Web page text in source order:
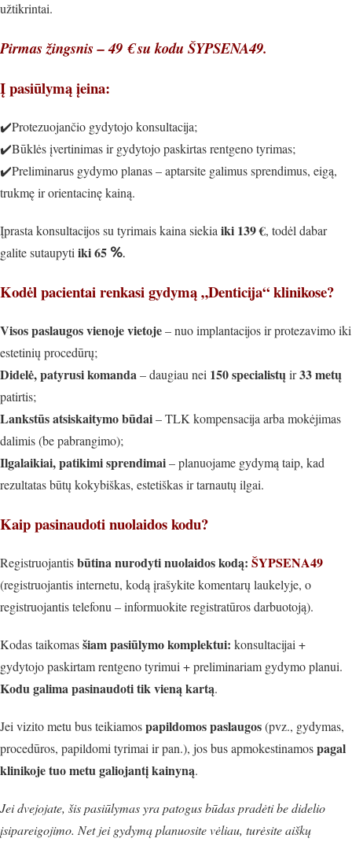
užtikrintai.
Pirmas žingsnis – 49 € su kodu ŠYPSENA49.
Į pasiūlymą įeina:
✔️Protezuojančio gydytojo konsultacija;
✔️Būklės įvertinimas ir gydytojo paskirtas rentgeno tyrimas;
✔️Preliminarus gydymo planas – aptarsite galimus sprendimus, eigą,
trukmę ir orientacinę kainą.
Įprasta konsultacijos su tyrimais kaina siekia iki 139 €, todėl dabar
galite sutaupyti iki 65 %.
Kodėl pacientai renkasi gydymą „Denticija“ klinikose?
Visos paslaugos vienoje vietoje– nuo implantacijos ir protezavimo iki
estetinių procedūrų;
Didelė, patyrusi komanda– daugiau nei 150 specialistųir33 metų
patirtis;
Lankstūs atsiskaitymo būdai–TLK kompensacija arba mokėjimas
dalimis(be pabrangimo);
Ilgalaikiai, patikimi sprendimai– planuojame gydymą taip, kad
rezultatas būtų kokybiškas, estetiškas ir tarnautų ilgai.
Kaip pasinaudoti nuolaidos kodu?
Registruojantisbūtina nurodyti nuolaidos kodą: ŠYPSENA49
(registruojantis internetu, kodą įrašykite komentarų laukelyje, o
registruojantis telefonu – informuokite registratūros darbuotoją).
Kodas taikomasšiam pasiūlymo komplektui: konsultacijai +
gydytojo paskirtam rentgeno tyrimui + preliminariam gydymo planui.
Kodu galima pasinaudoti tik vieną kartą.
Jei vizito metu bus teikiamospapildomos paslaugos(pvz., gydymas,
procedūros, papildomi tyrimai ir pan.), jos bus apmokestinamospagal
klinikoje tuo metu galiojantį kainyną.
Jei dvejojate, šis pasiūlymas yra patogus būdas pradėti be didelio
įsipareigojimo. Net jei gydymą planuosite vėliau, turėsite aiškų